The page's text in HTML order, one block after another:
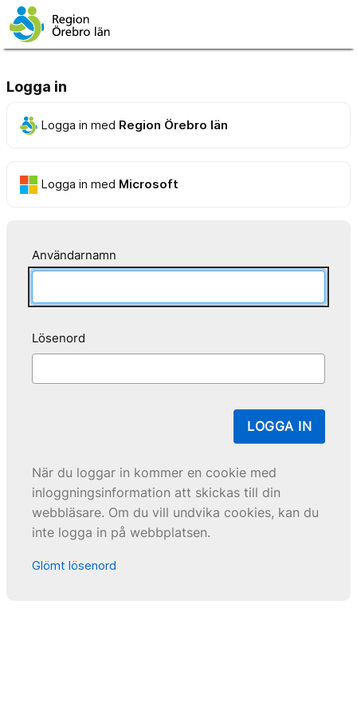
Logga in
Logga in med Region Örebro län
Logga in med Microsoft
Användarnamn
Lösenord
LOGGA IN
När du loggar in kommer en cookie med
inloggningsinformation att skickas till din
webbläsare. Om du vill undvika cookies, kan du
inte logga in på webbplatsen.
Glömt lösenord